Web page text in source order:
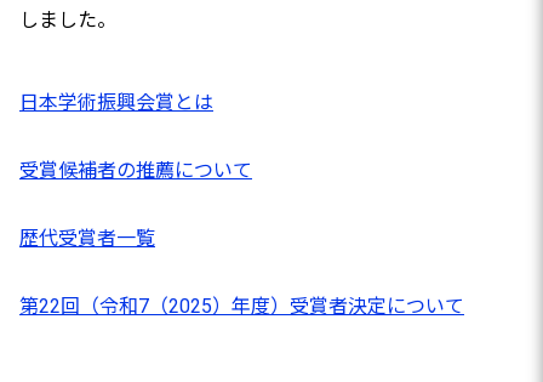
しました。
日本学術振興会賞とは
受賞候補者の推薦について
歴代受賞者一覧
第22回（令和7（2025）年度）受賞者決定について